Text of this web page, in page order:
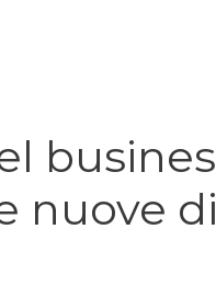
nuove